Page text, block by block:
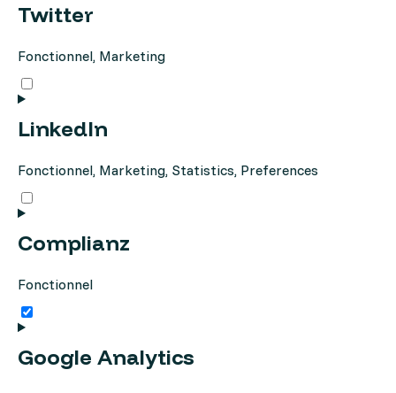
facebook
Twitter
Fonctionnel, Marketing
Consent
to
twitter
LinkedIn
Fonctionnel, Marketing, Statistics, Preferences
Consent
to
linkedin
Complianz
Fonctionnel
Consent
to
complianz
Google Analytics